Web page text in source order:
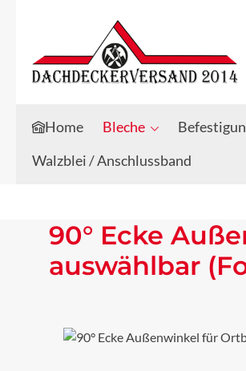
Zum Hauptinhalt springen
Zur Suche springen
Home Bleche
Walzblei / Anschlussband
90° Ecke
auswählbar
Bildergalerie überspringen